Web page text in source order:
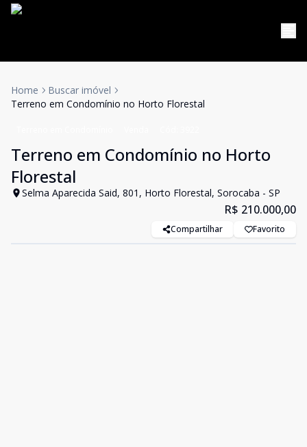
Home
Buscar imóvel
Terreno em Condomínio no Horto Florestal
Terreno em Condomínio no Horto
Florestal
Selma Aparecida Said, 801, Horto Florestal, Sorocaba - SP
R$ 210.000,00
Compartilhar Favorito